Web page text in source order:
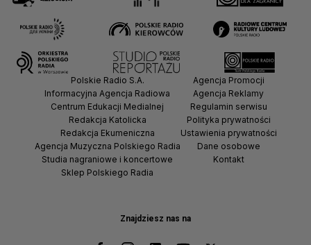
Znajdziesz nas na
Polskie Radio S.A.
Informacyjna Agencja Radiowa
Centrum Edukacji Medialnej
Redakcja Katolicka
Redakcja Ekumeniczna
Agencja Muzyczna Polskiego Radia
Studia nagraniowe i koncertowe
Sklep Polskiego Radia
Agencja Promocji
Agencja Reklamy
Regulamin serwisu
Polityka prywatności
Ustawienia prywatności
Dane osobowe
Kontakt